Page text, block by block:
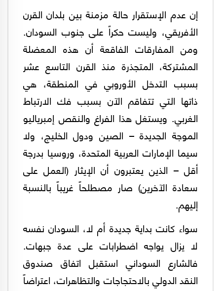
إن عدم الإستقرار حالة مزمنة بين بلدان القرن
الأفريقي، وليست حكراً على جنوب السودان.
ومن المفارقات الفاقعة أن هذه المعضلة
المشتركة، المتجذرة منذ القرن التاسع عشر
بسبب التدخل الأوروبي في المنطقة، هي
ذاتها التي تتفاقم الآن بسبب فك الارتباط
الغربي. ويستغل هذا الفراغ والنقص إمبرياليو
الموجة الجديدة – الصين ودول الخليج، ولا
سيما الإمارات العربية المتحدة، وروسيا بدرجة
أقل – الذين يعتبرون أن الإيثار (العمل على
سعادة الآخرين) صار مصطلحاً غريباً بالنسبة
إليهم.
سواء كانت بداية جديدة أم لا، السودان نفسه
لا يزال يواجه اضطرابات على عدة جبهات.
فالشارع السوداني استقبل اتفاق صندوق
النقد الدولي بالاحتجاجات والتظاهرات، اعتراضاً